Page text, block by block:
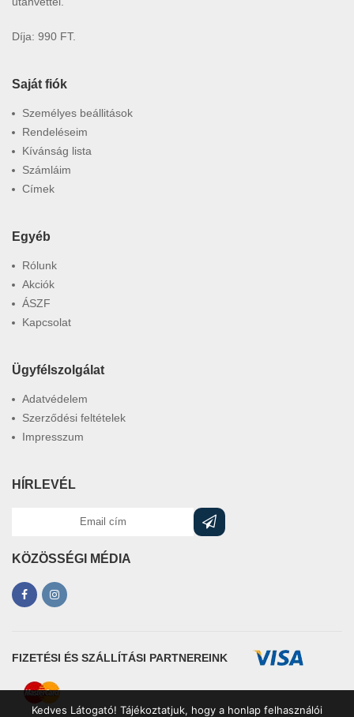
Díja: 990 FT.
Saját fiók
Személyes beállitások
Rendeléseim
Kívánság lista
Számláim
Címek
Egyéb
Rólunk
Akciók
ÁSZF
Kapcsolat
Ügyfélszolgálat
Adatvédelem
Szerződési feltételek
Impresszum
HÍRLEVÉL
KÖZÖSSÉGI MÉDIA
FIZETÉSI ÉS SZÁLLÍTÁSI PARTNEREINK
Kedves Látogató! Tájékoztatjuk, hogy a honlap felhasználói